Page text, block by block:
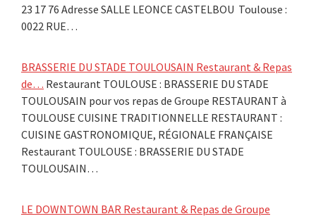
23 17 76 Adresse SALLE LEONCE CASTELBOU Toulouse :
0022 RUE…
BRASSERIE DU STADE TOULOUSAIN Restaurant & Repas
de… Restaurant TOULOUSE : BRASSERIE DU STADE
TOULOUSAIN pour vos repas de Groupe RESTAURANT à
TOULOUSE CUISINE TRADITIONNELLE RESTAURANT :
CUISINE GASTRONOMIQUE, RÉGIONALE FRANÇAISE
Restaurant TOULOUSE : BRASSERIE DU STADE
TOULOUSAIN…
LE DOWNTOWN BAR Restaurant & Repas de Groupe